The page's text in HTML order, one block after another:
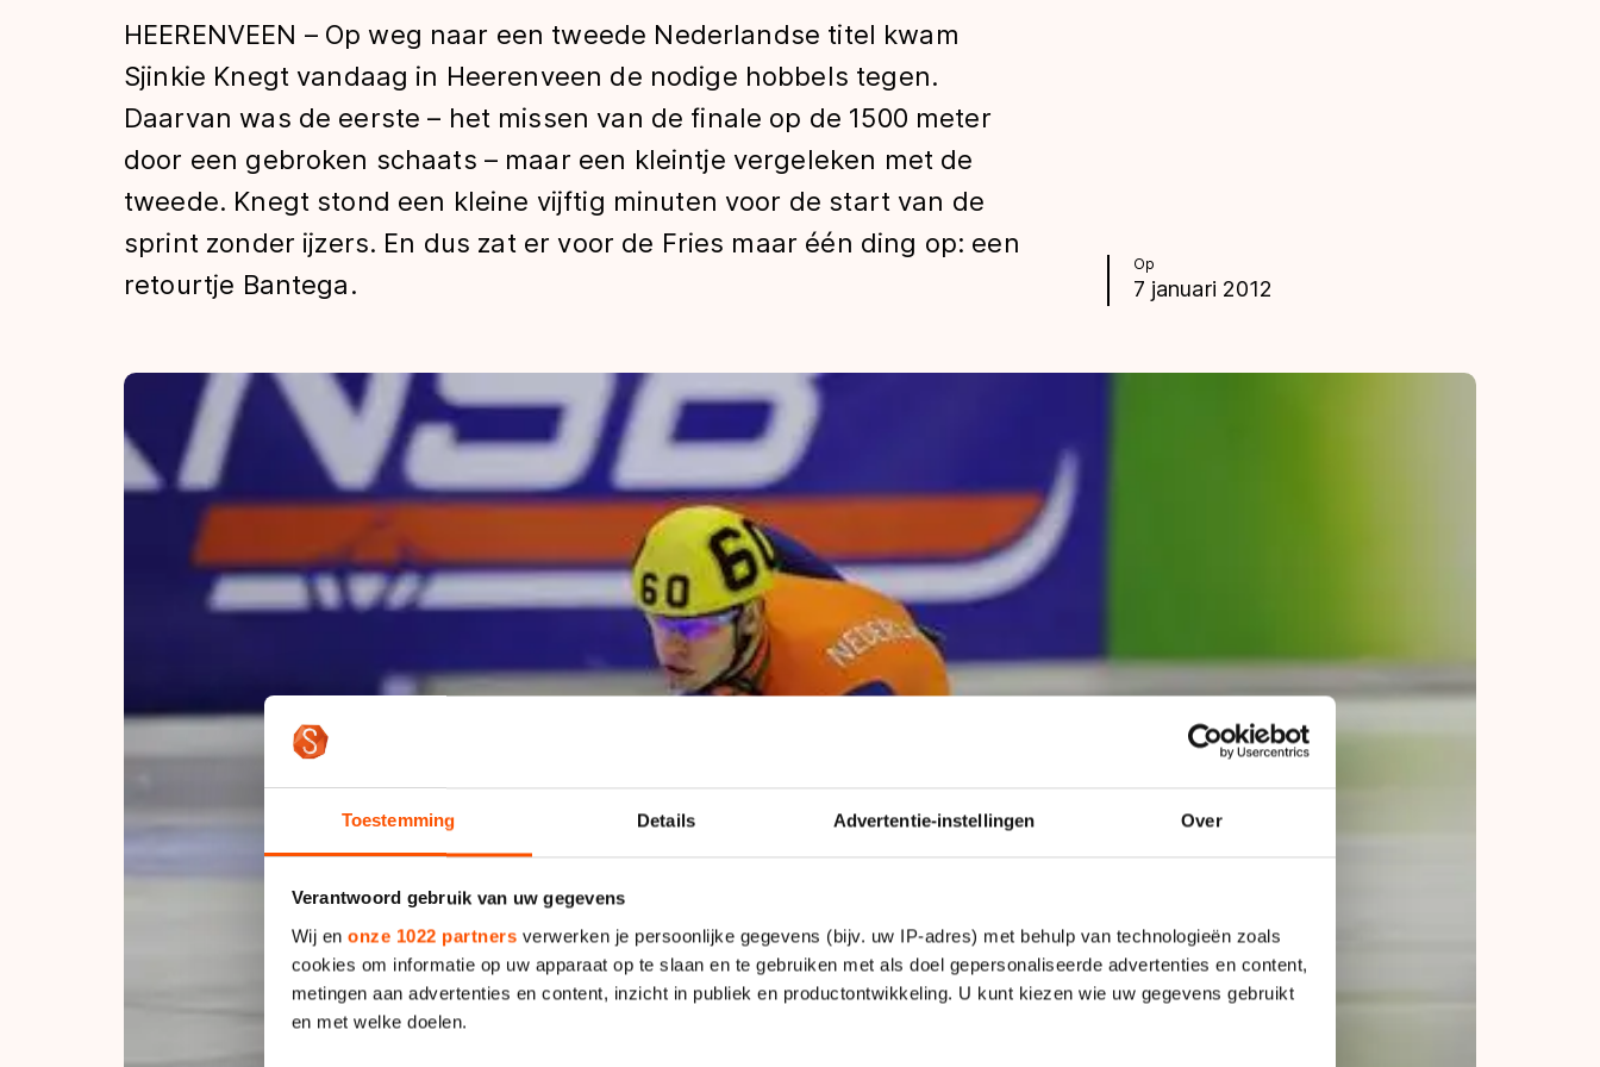
Toestemming Details Advertentie-instellingen Over
Verantwoord gebruik van uw gegevens
Wij en onze 1022 partners verwerken je persoonlijke gegevens (bijv. uw IP-adres) met behulp van technologieën zoals
cookies om informatie op uw apparaat op te slaan en te gebruiken met als doel gepersonaliseerde advertenties en content,
metingen aan advertenties en content, inzicht in publiek en productontwikkeling. U kunt kiezen wie uw gegevens gebruikt
en met welke doelen.
Tijden & historie
De weg op
Schaatsfans
Olympische Spelen
Op
7 januari 2012
HEERENVEEN – Op weg naar een tweede Nederlandse titel kwam
Sjinkie Knegt vandaag in Heerenveen de nodige hobbels tegen.
Daarvan was de eerste – het missen van de finale op de 1500 meter
door een gebroken schaats – maar een kleintje vergeleken met de
tweede. Knegt stond een kleine vijftig minuten voor de start van de
sprint zonder ijzers. En dus zat er voor de Fries maar één ding op: een
retourtje Bantega.